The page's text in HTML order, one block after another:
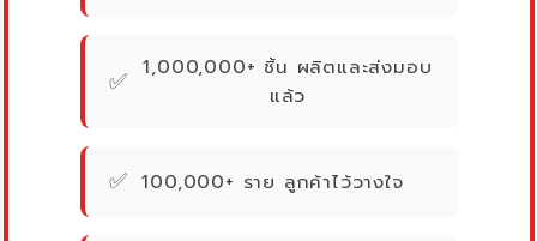
✅ 1,000,000+ ชิ้น ผลิตและส่งมอบ
แล้ว
✅ 100,000+ ราย ลูกค้าไว้วางใจ